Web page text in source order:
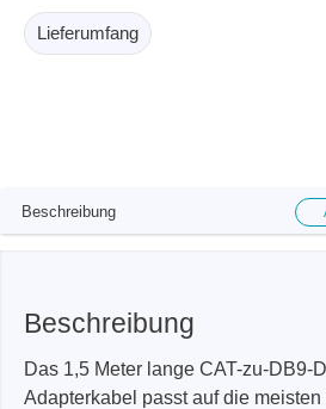
Lieferumfang
Beschreibung
Beschreibung
Das 1,5 Meter lange CAT-zu-DB9-
Adapterkabel passt auf die